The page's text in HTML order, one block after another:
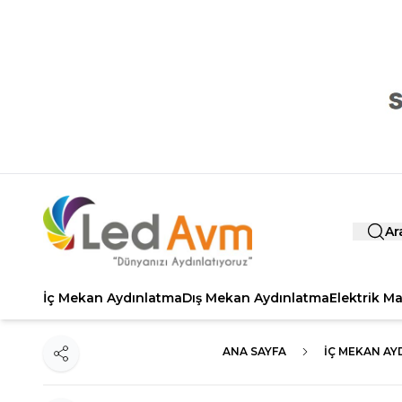
İç Mekan AydınlatmaDış Mekan AydınlatmaElektrik
ANA SAYFA İÇ MEKAN
Paylaş